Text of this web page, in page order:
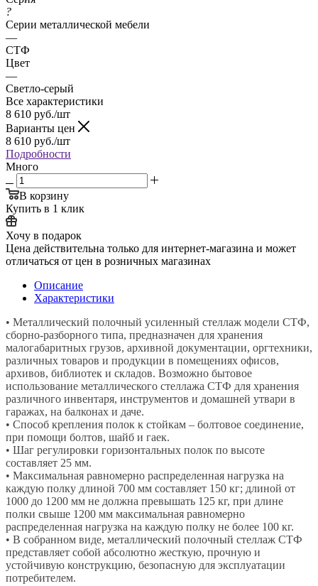
?
Серии металлической мебели
—
СТФ
Цвет
—
Светло-серый
Все характеристики
8 610 руб./шт
Варианты цен
8 610 руб./шт
Подробности
Много
В корзину
Купить в 1 клик
Хочу в подарок
Цена действительна только для интернет-магазина и может
отличаться от цен в розничных магазинах
Описание
Характеристики
• Металлический полочный усиленный стеллаж модели СТФ,
сборно-разборного типа, предназначен для хранения
малогабаритных грузов, архивной документации, оргтехники,
различных товаров и продукции в помещениях офисов,
архивов, библиотек и складов. Возможно бытовое
использование металлического стеллажа СТФ для хранения
различного инвентаря, инструментов и домашней утвари в
гаражах, на балконах и даче.
• Способ крепления полок к стойкам – болтовое соединение,
при помощи болтов, шайб и гаек.
• Шаг регулировки горизонтальных полок по высоте
составляет 25 мм.
• Максимальная равномерно распределенная нагрузка на
каждую полку длиной 700 мм составляет 150 кг; длиной от
1000 до 1200 мм не должна превышать 125 кг, при длине
полки свыше 1200 мм максимальная равномерно
распределенная нагрузка на каждую полку не более 100 кг.
• В собранном виде, металлический полочный стеллаж СТФ
представляет собой абсолютно жесткую, прочную и
устойчивую конструкцию, безопасную для эксплуатации
потребителем.